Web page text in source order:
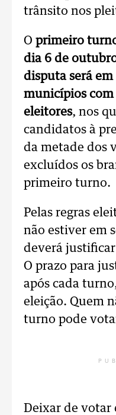
trânsito nos
O primeiro
dia 6 de
disputa será
municípios
eleitores, nos
candidatos à
da metade dos
excluídos os
primeiro turno.
Pelas regras
não estiver em
deverá
O prazo para
após cada
eleição. Quem
turno pode
Deixar de votar